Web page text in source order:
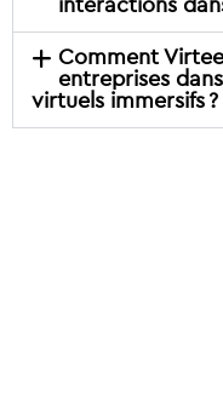
interactions
Comment
entreprises
virtuels immersifs ?